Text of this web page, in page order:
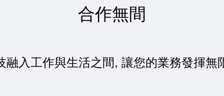
合作無間
融入工作與生活之間, 讓您的業務發揮無